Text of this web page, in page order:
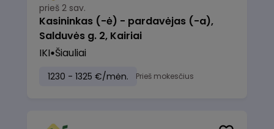
prieš 2 sav.
Kasininkas (-ė) - pardavėjas (-a),
Salduvės g. 2, Kairiai
IKI Šiauliai
1230 - 1325 €/mėn. Prieš mokesčius